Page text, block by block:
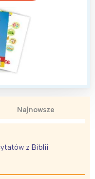
Najnowsze
z Biblii